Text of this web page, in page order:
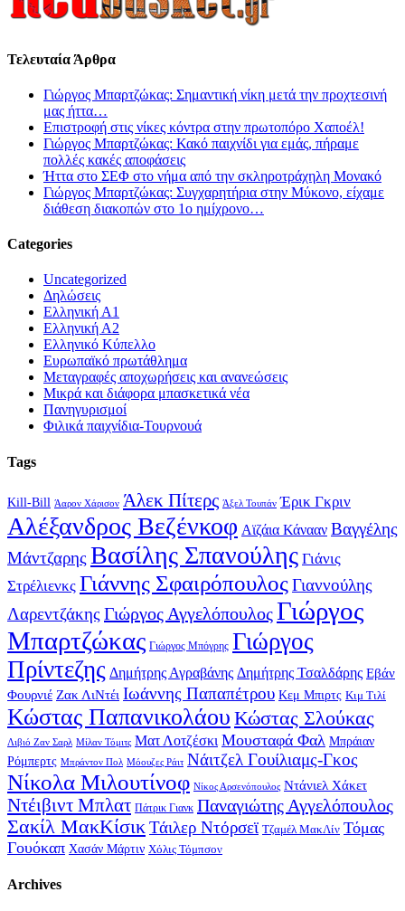
Τελευταία Άρθρα
Γιώργος Μπαρτζώκας: Σημαντική νίκη μετά την προχτεσινή
μας ήττα…
Επιστροφή στις νίκες κόντρα στην πρωτοπόρο Χαποέλ!
Γιώργος Μπαρτζώκας: Κακό παιχνίδι για εμάς, πήραμε
πολλές κακές αποφάσεις
Ήττα στο ΣΕΦ στο νήμα από την σκληροτράχηλη Μονακό
Γιώργος Μπαρτζώκας: Συγχαρητήρια στην Μύκονο, είχαμε
διάθεση διακοπών στο 1ο ημίχρονο…
Categories
Uncategorized
Δηλώσεις
Ελληνική Α1
Ελληνική Α2
Ελληνικό Κύπελλο
Ευρωπαϊκό πρωτάθλημα
Μεταγραφές αποχωρήσεις και ανανεώσεις
Μικρά και διάφορα μπασκετικά νέα
Πανηγυρισμοί
Φιλικά παιχνίδια-Τουρνουά
Tags
Kill-Bill Άαρον Χάρισον Άλεκ Πίτερς Άξελ Τουπάν Έρικ Γκριν
Αλέξανδρος Βεζένκοφ Αϊζάια Κάνααν Βαγγέλης
Μάντζαρης Βασίλης Σπανούλης Γιάνις
Στρέλιενκς Γιάννης ΣφαιρόπουλοςΓιαννούλης
Λαρεντζάκης Γιώργος ΑγγελόπουλοςΓιώργος
Μπαρτζώκας Γιώργος Μπόγρης Γιώργος
Πρίντεζης Δημήτρης Αγραβάνης Δημήτρης Τσαλδάρης Εβάν
Φουρνιέ Ζακ ΛιΝτέι Ιωάννης Παπαπέτρου Κεμ Μπιρτς Κιμ Τιλί
Κώστας Παπανικολάου Κώστας Σλούκας
Λιβιό Ζαν Σαρλ Μίλαν Τόμιτς Ματ Λοτζέσκι Μουσταφά Φαλ Μπράιαν
Ρόμπερτς Μπράντον Πολ Μόουζες Ράιτ Νάιτζελ Γουίλιαμς-Γκος
Νίκολα Μιλουτίνοφ Νίκος Αρσενόπουλος Ντάνιελ Χάκετ
Ντέιβιντ Μπλατ Πάτρικ Γιανκ Παναγιώτης Αγγελόπουλος
Σακίλ ΜακΚίσικΤάιλερ Ντόρσεϊ Τζαμέλ ΜακΛίν Τόμας
Γουόκαπ Χασάν Μάρτιν Χόλις Τόμπσον
Archives